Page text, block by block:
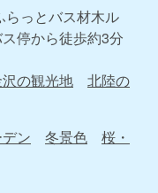
っとバス材木ル
停から徒歩約3分
の観光地
北陸の
ン 冬景色
桜・